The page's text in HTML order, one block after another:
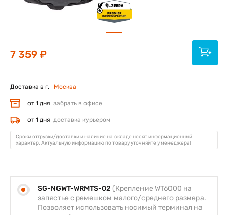
SG-NGWT-WRMTS-02 (Крепление WT6000 на
запястье с ремешком малого/среднего размера.
Позволяет использовать носимый терминал на
7 359 ₽
Доставка в г. Москва
от 1 дня забрать в офисе
от 1 дня доставка курьером
Сроки отгрузки/доставки и наличие на складе носят информационный
характер. Актуальную информацию по товару уточняйте у менеджера!